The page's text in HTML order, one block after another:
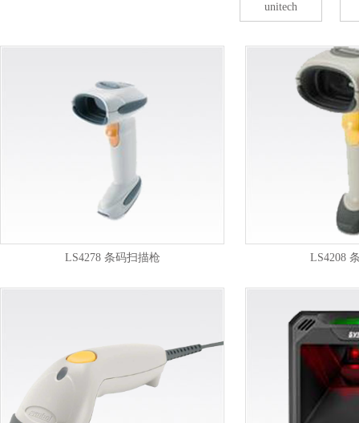
unitech
LS4278 条码扫描枪 LS4208